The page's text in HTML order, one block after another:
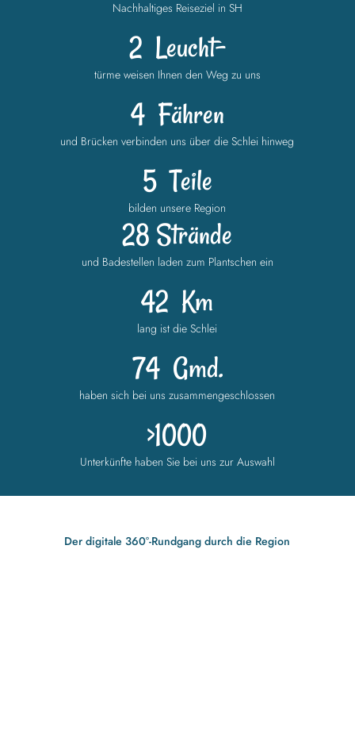
Nachhaltiges Reiseziel in SH
2 Leucht-
türme weisen Ihnen den Weg zu uns
4 Fähren
und Brücken verbinden uns über die Schlei hinweg
5 Teile
bilden unsere Region
28 Strände
und Badestellen laden zum Plantschen ein
42 Km
lang ist die Schlei
74 Gmd.
haben sich bei uns zusammengeschlossen
>1000
Unterkünfte haben Sie bei uns zur Auswahl
Der digitale 360°-Rundgang durch die Region